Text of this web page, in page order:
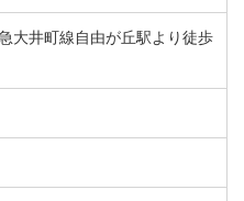
大井町線自由が丘駅より徒歩